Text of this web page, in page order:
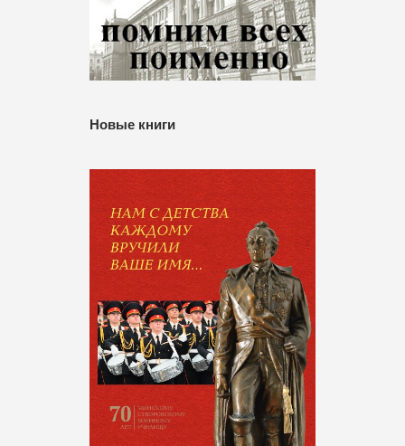
Новые книги